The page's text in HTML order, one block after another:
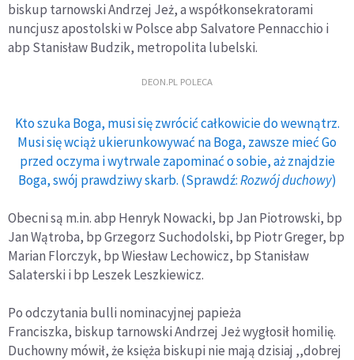
biskup tarnowski Andrzej Jeż, a współkonsekratorami
nuncjusz apostolski w Polsce abp Salvatore Pennacchio i
abp Stanisław Budzik, metropolita lubelski.
DEON.PL POLECA
Kto szuka Boga, musi się zwrócić całkowicie do wewnątrz.
Musi się wciąż ukierunkowywać na Boga, zawsze mieć Go
przed oczyma i wytrwale zapominać o sobie, aż znajdzie
Boga, swój prawdziwy skarb. (Sprawdź:Rozwój duchowy)
Obecni są m.in. abp Henryk Nowacki, bp Jan Piotrowski, bp
Jan Wątroba, bp Grzegorz Suchodolski, bp Piotr Greger, bp
Marian Florczyk, bp Wiesław Lechowicz, bp Stanisław
Salaterski i bp Leszek Leszkiewicz.
Po odczytania bulli nominacyjnej papieża
Franciszka, biskup tarnowski Andrzej Jeż wygłosił homilię.
Duchowny mówił, że księża biskupi nie mają dzisiaj ,,dobrej